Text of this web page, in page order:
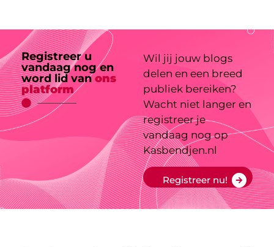
Registreer u
vandaag nog en
word lid vanons
platform
Wil jij jouw blogs
delen en een breed
publiek bereiken?
Wacht niet langer en
registreer je
vandaag nog op
Kasbendjen.nl
Registreer nu!